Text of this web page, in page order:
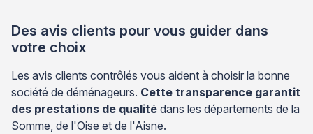
Des avis clients pour vous guider dans
votre choix
Les avis clients contrôlés vous aident à choisir la bonne
société de déménageurs. Cette transparence garantit
des prestations de qualité dans les départements de la
Somme, de l'Oise et de l'Aisne.